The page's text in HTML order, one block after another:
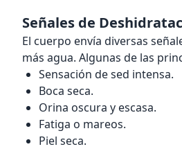
Señales de
El cuerpo envía diversas
más agua. Algunas de las
Sensación de sed intensa.
Boca seca.
Orina oscura y escasa.
Fatiga o mareos.
Piel seca.